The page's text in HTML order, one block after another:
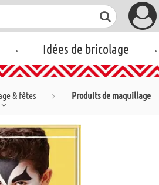
. Idées de bricolage .
& fêtes Produits de maquillage